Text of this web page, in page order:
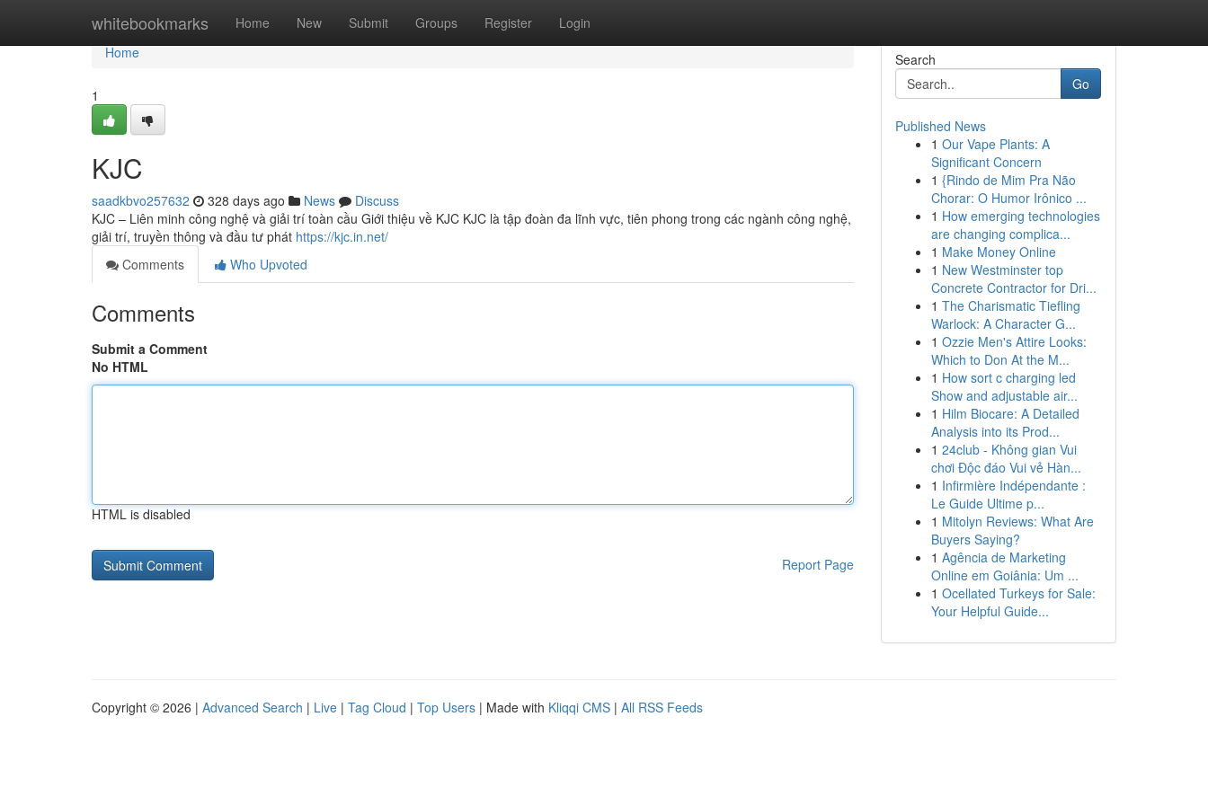
whitebookmarks Home New Submit Groups Register Login
Home
Home
1
KJC
saadkbvo257632 328 days ago News
Discuss
KJC – Liên minh công nghệ và giải trí toàn cầu Giới thiệu về KJC KJC là tập đoàn đa lĩnh vực, tiên phong trong các ngành công nghệ,
giải trí, truyền thông và đầu tư phát https://kjc.in.net/
Comments
Who Upvoted
Comments
Submit a Comment
No HTML
HTML is disabled
Report Page
Search
Go
Published News
1 Our Vape Plants: A
Significant Concern
1 {Rindo de Mim Pra Não
Chorar: O Humor Irônico ...
1 How emerging technologies
are changing complica...
1 Make Money Online
1 New Westminster top
Concrete Contractor for Dri...
1 The Charismatic Tiefling
Warlock: A Character G...
1 Ozzie Men's Attire Looks:
Which to Don At the M...
1 How sort c charging led
Show and adjustable air...
1 Hilm Biocare: A Detailed
Analysis into its Prod...
1 24club - Không gian Vui
chơi Độc đáo Vui vẻ Hàn...
1 Infirmière Indépendante :
Le Guide Ultime p...
1 Mitolyn Reviews: What Are
Buyers Saying?
1 Agência de Marketing
Online em Goiânia: Um ...
1 Ocellated Turkeys for Sale:
Your Helpful Guide...
Copyright © 2026 | Advanced Search | Live | Tag Cloud | Top Users | Made with Kliqqi CMS | All RSS Feeds